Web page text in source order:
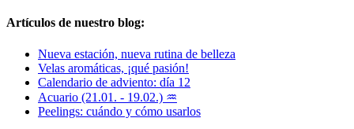
Artículos de nuestro blog:
Nueva estación, nueva rutina de belleza
Velas aromáticas, ¡qué pasión!
Calendario de adviento: día 12
Acuario (21.01. - 19.02.) ♒
Peelings: cuándo y cómo usarlos